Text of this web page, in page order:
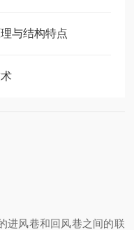
与结构特点
进风巷和回风巷之间的联